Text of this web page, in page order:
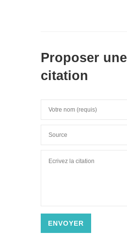
Proposer une
citation
ENVOYER